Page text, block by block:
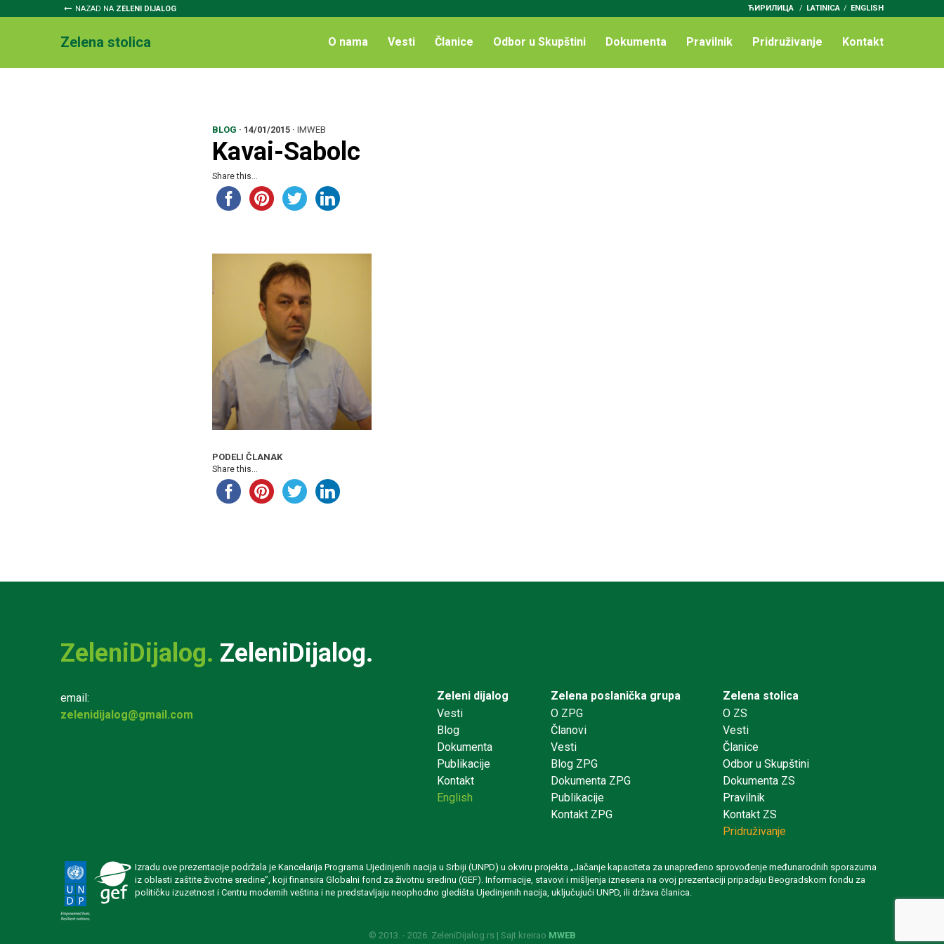
NAZAD NA ZELENI DIJALOG ЋИРИЛИЦА / LATINICA ENGLISH
Zelena stolica O nama Vesti Članice Odbor u Skupštini Dokumenta Pravilnik Pridruživanje Kontakt
BLOG · 14/01/2015 · IMWEB
Kavai-Sabolc
Share this...
PODELI ČLANAK
Share this...
ZeleniDijalog. ZeleniDijalog.
email:
zelenidijalog@gmail.com
Zeleni dijalog
Vesti
Blog
Dokumenta
Publikacije
Kontakt
English
Zelena poslanička grupa
O ZPG
Članovi
Vesti
Blog ZPG
Dokumenta ZPG
Publikacije
Kontakt ZPG
Zelena stolica
O ZS
Vesti
Članice
Odbor u Skupštini
Dokumenta ZS
Pravilnik
Kontakt ZS
Pridruživanje
Izradu ove prezentacije podržala je Kancelarija Programa Ujedinjenih nacija u Srbiji (UNPD) u okviru projekta „Jačanje kapaciteta za unapređeno sprovođenje međunarodnih sporazuma
iz oblasti zaštite životne sredine”, koji finansira Globalni fond za životnu sredinu (GEF). Informacije, stavovi i mišljenja iznesena na ovoj prezentaciji pripadaju Beogradskom fondu za
političku izuzetnost i Centru modernih veština i ne predstavljaju neophodno gledišta Ujedinjenih nacija, uključujući UNPD, ili država članica.
© 2013. - 2026. ZeleniDijalog.rs | Sajt kreirao MWEB